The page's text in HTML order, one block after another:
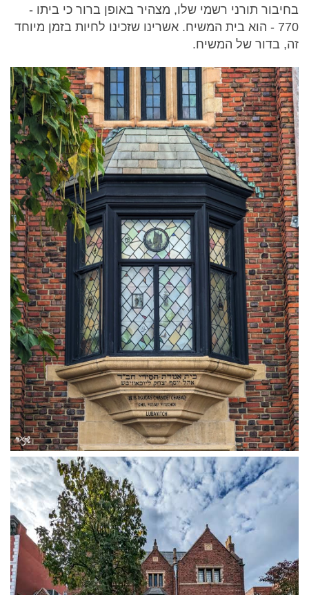
בחיבור תורני רשמי שלו, מצהיר באופן ברור כי ביתו -
770 - הוא בית המשיח. אשרינו שזכינו לחיות בזמן מיוחד
זה, בדור של המשיח.